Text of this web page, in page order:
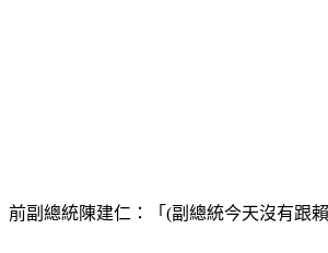
前副總統陳建仁：「(副總統今天沒有跟